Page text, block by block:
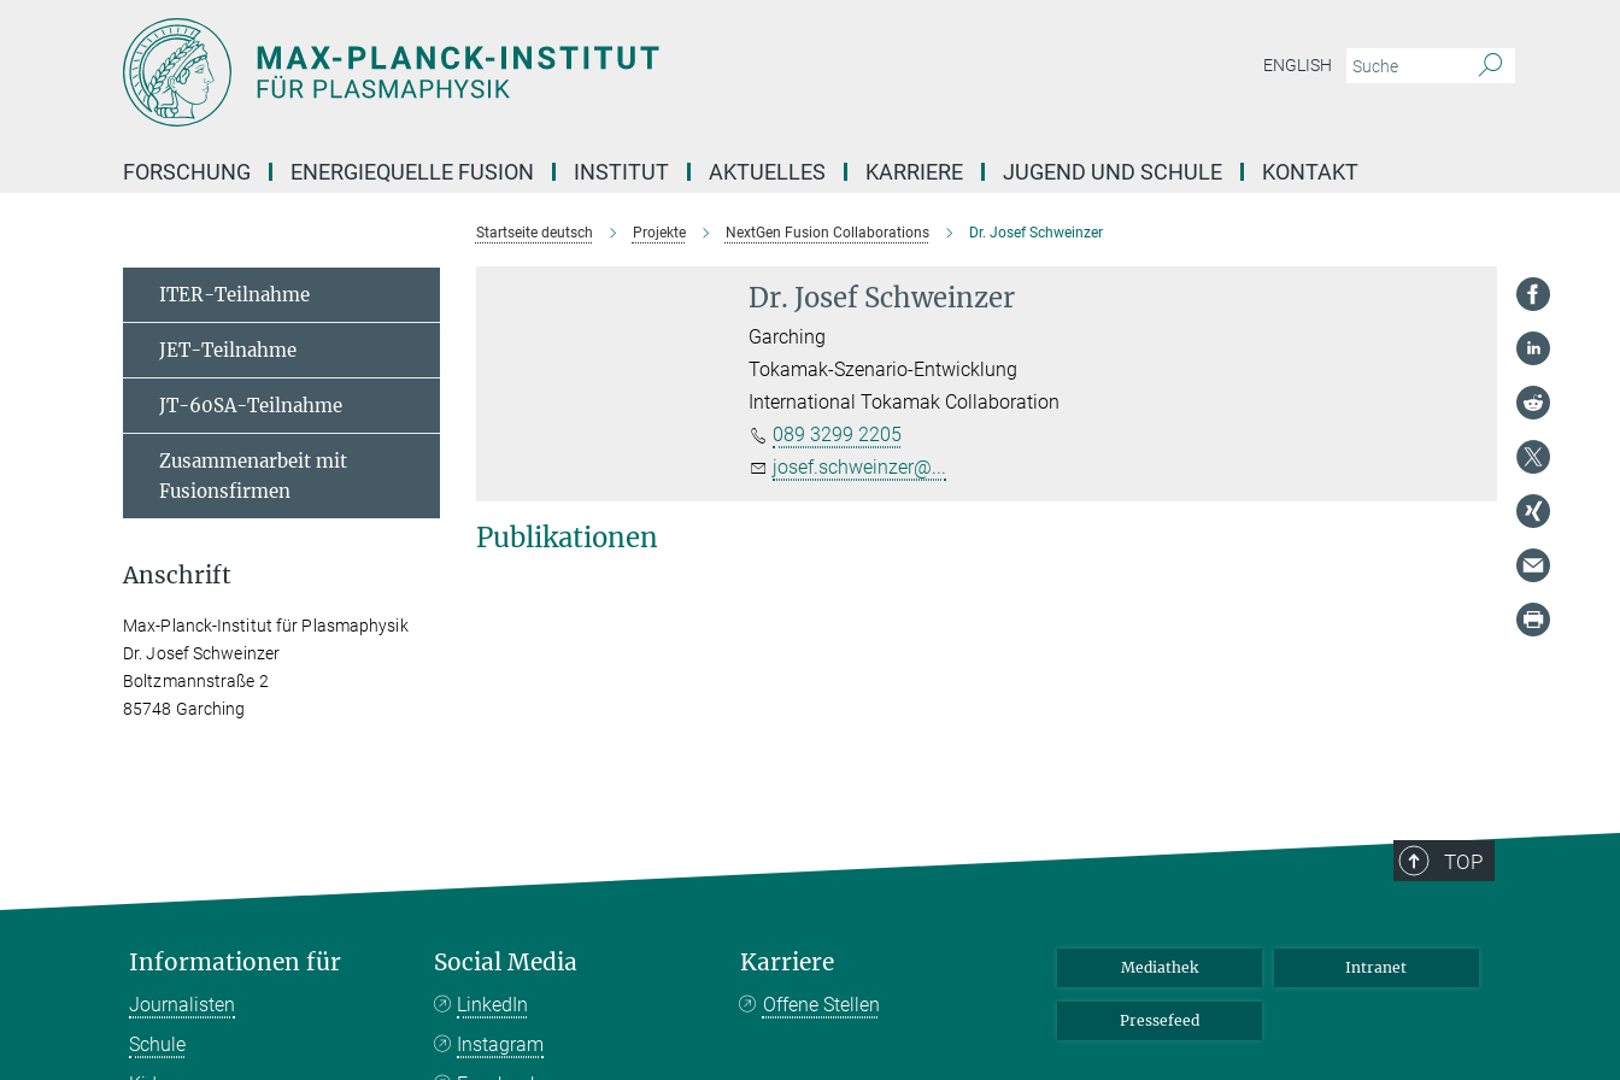
ENGLISH
FORSCHUNG ENERGIEQUELLE FUSION INSTITUT AKTUELLES KARRIERE JUGEND UND SCHULE KONTAKT
Startseite deutsch Projekte NextGen Fusion Collaborations Dr. Josef Schweinzer
Dr. Josef Schweinzer
Garching
Tokamak-Szenario-Entwicklung
International Tokamak Collaboration
089 3299 2205
josef.schweinzer@...
Publikationen
ITER-Teilnahme
JET-Teilnahme
JT-60SA-Teilnahme
Zusammenarbeit mit
Fusionsfirmen
Anschrift
Max-Planck-Institut für Plasmaphysik
Dr. Josef Schweinzer
Boltzmannstraße 2
85748 Garching
TOP
Informationen für
Journalisten
Schule
Social Media
LinkedIn
Instagram
Karriere
Offene Stellen
Mediathek Intranet
Pressefeed